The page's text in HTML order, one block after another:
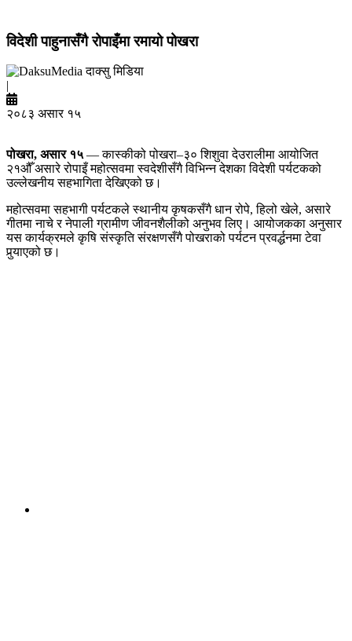
विदेशी पाहुनासँगै रोपाइँमा रमायो पोखरा
दाक्सु मिडिया
|
२०८३ असार १५
पोखरा, असार १५— कास्कीको पोखरा–३० शिशुवा देउरालीमा आयोजित
२१औँ असारे रोपाइँ महोत्सवमा स्वदेशीसँगै विभिन्न देशका विदेशी पर्यटकको
उल्लेखनीय सहभागिता देखिएको छ।
महोत्सवमा सहभागी पर्यटकले स्थानीय कृषकसँगै धान रोपे, हिलो खेले, असारे
गीतमा नाचे र नेपाली ग्रामीण जीवनशैलीको अनुभव लिए। आयोजकका अनुसार
यस कार्यक्रमले कृषि संस्कृति संरक्षणसँगै पोखराको पर्यटन प्रवर्द्धनमा टेवा
पुर्‍याएको छ।